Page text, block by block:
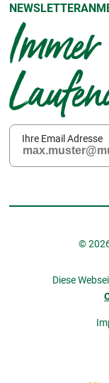
Ihre Email Adresse
©
Diese